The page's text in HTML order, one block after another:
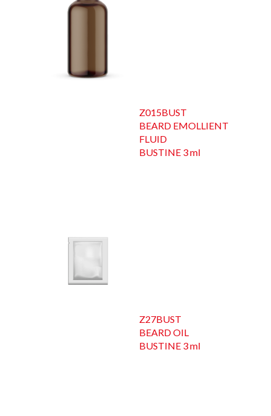
Z015BUST
BEARD EMOLLIENT
FLUID
BUSTINE 3 ml
Z27BUST
BEARD OIL
BUSTINE 3 ml